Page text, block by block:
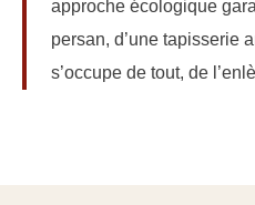
approche écologique
persan, d’une tapisserie
s’occupe de tout, de